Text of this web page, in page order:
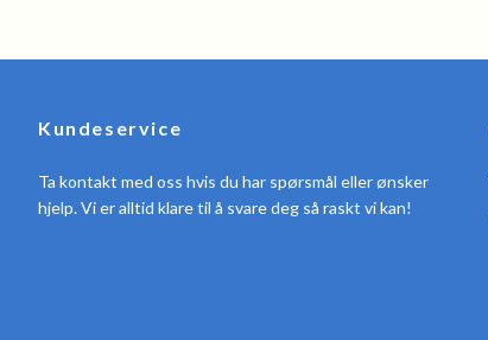
Kundeservice
Ta kontakt med oss hvis du har spørsmål eller ønsker
hjelp. Vi er alltid klare til å svare deg så raskt vi kan!